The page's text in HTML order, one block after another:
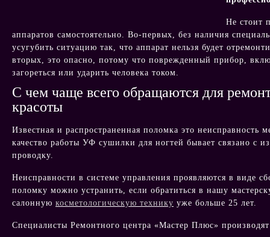
Не стоит
аппаратов самостоятельно. Во-первых, без наличия
усугубить ситуацию так, что аппарат нельзя будет
вторых, это опасно, потому что поврежденный прибор,
загореться или ударить человека током.
С чем чаще всего обращаются для
красоты
Известная и распространенная поломка это неисправность
качество работы УФ сушилки для ногтей бывает связано с
проводку.
Неисправности в системе управления проявляются в виде
поломку можно устранить, если обратиться в нашу
салонную косметологическую технику уже больше 25 лет.
Специалисты Ремонтного центра «Мастер Плюс»